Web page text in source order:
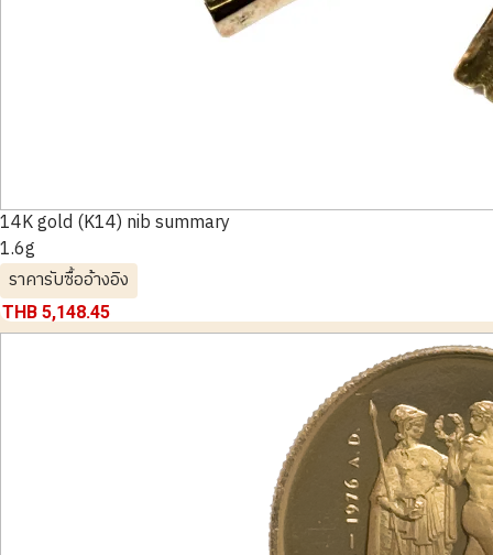
14K gold (K14) nib summary
1.6g
ราคารับซื้ออ้างอิง
THB 5,148.45